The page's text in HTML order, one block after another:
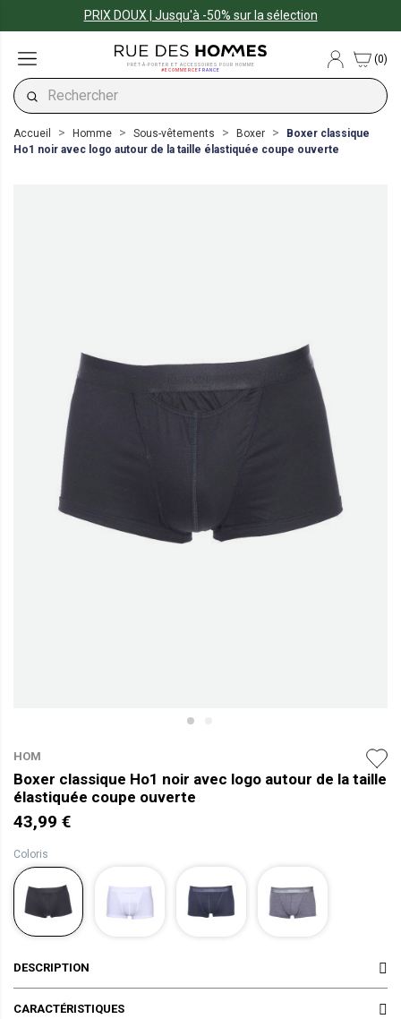
PRIX DOUX | Jusqu'à -50% sur la sélection
PRÊT-À-PORTER ET ACCESSOIRES POUR HOMME
#ECOMMERCEFRANCE
(0)
Accueil Homme Sous-vêtements Boxer
Boxer classique
Ho1 noir avec logo autour de la taille élastiquée coupe ouverte
HOM
Boxer classique Ho1 noir avec logo autour de la taille
élastiquée coupe ouverte
43,99 €
Coloris
DESCRIPTION
CARACTÉRISTIQUES